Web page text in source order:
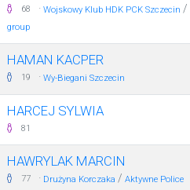
68 · Wojskowy Klub HDK PCK Szczecin /
group
HAMAN KACPER
19 · Wy-Biegani Szczecin
HARCEJ SYLWIA
81
HAWRYLAK MARCIN
77 · Drużyna Korczaka / Aktywne Police